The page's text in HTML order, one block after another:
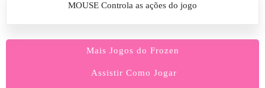
MOUSE Controla as ações do jogo
Mais Jogos do Frozen
Assistir Como Jogar